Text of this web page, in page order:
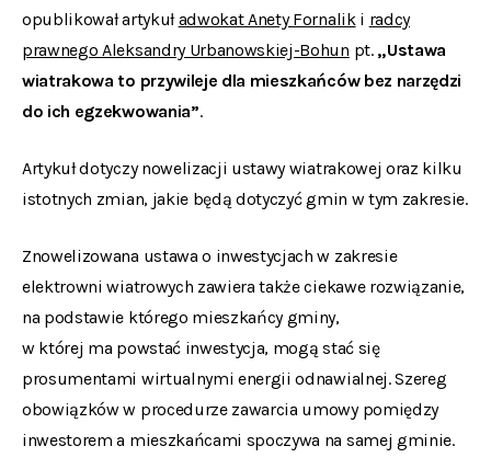
opublikował artykuładwokat Anety Fornaliki radcy
prawnego Aleksandry Urbanowskiej-Bohun pt. „Ustawa
wiatrakowa to przywileje dla mieszkańców bez narzędzi
do ich egzekwowania”.
Artykuł dotyczy nowelizacji ustawy wiatrakowej oraz kilku
istotnych zmian, jakie będą dotyczyć gmin w tym zakresie.
Znowelizowana ustawa o inwestycjach w zakresie
elektrowni wiatrowych zawiera także ciekawe rozwiązanie,
na podstawie którego mieszkańcy gminy,
w której ma powstać inwestycja, mogą stać się
prosumentami wirtualnymi energii odnawialnej. Szereg
obowiązków w procedurze zawarcia umowy pomiędzy
inwestorem a mieszkańcami spoczywa na samej gminie.